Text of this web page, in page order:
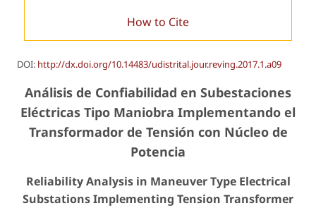
How to Cite
DOI: http://dx.doi.org/10.14483/udistrital.jour.reving.2017.1.a09
Análisis de Confiabilidad en Subestaciones
Eléctricas Tipo Maniobra Implementando el
Transformador de Tensión con Núcleo de
Potencia
Reliability Analysis in Maneuver Type Electrical
Substations Implementing Tension Transformer